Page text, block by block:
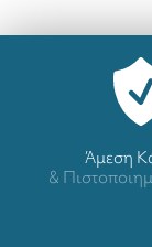
Άμεση
&